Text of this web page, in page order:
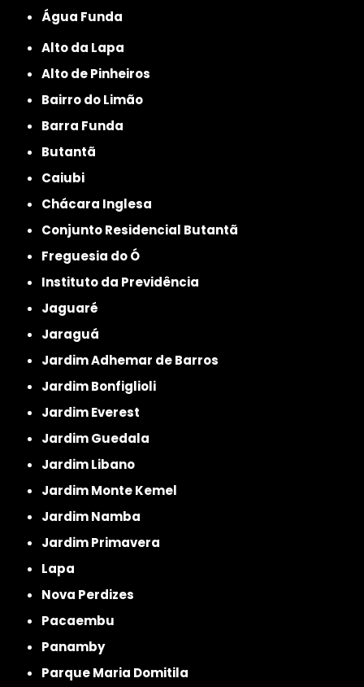
Água Funda
Alto da Lapa
Alto de Pinheiros
Bairro do Limão
Barra Funda
Butantã
Caiubi
Chácara Inglesa
Conjunto Residencial Butantã
Freguesia do Ó
Instituto da Previdência
Jaguaré
Jaraguá
Jardim Adhemar de Barros
Jardim Bonfiglioli
Jardim Everest
Jardim Guedala
Jardim Libano
Jardim Monte Kemel
Jardim Namba
Jardim Primavera
Lapa
Nova Perdizes
Pacaembu
Panamby
Parque Maria Domitila